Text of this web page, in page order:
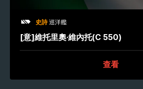
史詩 巡洋艦
[意]維托里奧·維內托(C 550)
查看